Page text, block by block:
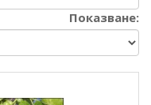
Показване: